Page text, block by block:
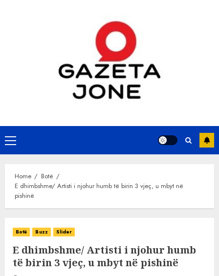
Primary
Menu
Home
Botë
E dhimbshme/ Artisti i njohur humb të birin 3 vjeç, u mbyt në
pishinë
Botë Buzz Slider
E dhimbshme/ Artisti i njohur humb
të birin 3 vjeç, u mbyt në pishinë